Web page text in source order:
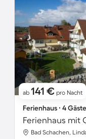
ab 141 € pro Nacht
Ferienhaus ∙ 4
Ferienhaus mit
Bad Schachen,